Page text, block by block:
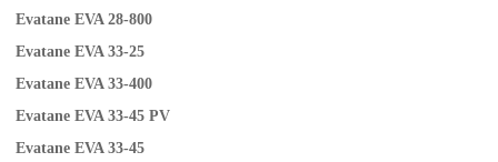
Evatane EVA 28-800
Evatane EVA 33-25
Evatane EVA 33-400
Evatane EVA 33-45 PV
Evatane EVA 33-45